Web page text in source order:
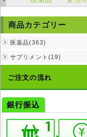
商品カテゴリー
医薬品(363)
サプリメント(19)
ご注文の流れ
銀行振込